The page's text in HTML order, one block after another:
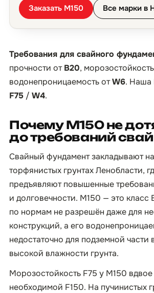
Заказать М150 Все марки в
Требования для свайного
прочности отB20,
водонепроницаемость отW6. Наша
F75 / W4.
Почему М150 не
до требований свай
Свайный фундамент закладывают
торфянистых грунтах Ленобласти,
предъявляют повышенные
и долговечности. М150 — это класс
по нормам не разрешён даже для
конструкций, а его
недостаточно для подземной части
высокой влажности грунта.
Морозостойкость F75 у М150
необходимой F150. На пучинистых